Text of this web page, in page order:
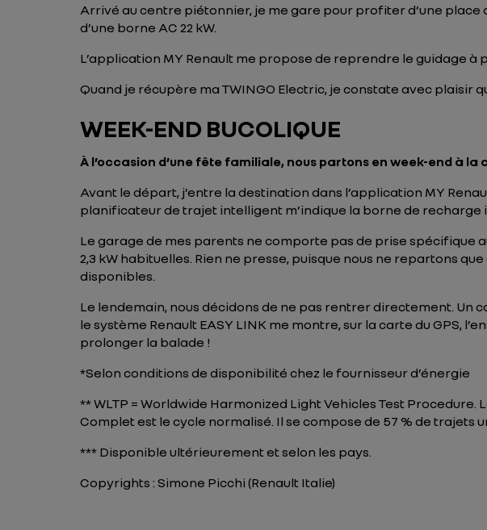
Arrivé au centre piétonnier, je me gare pour profiter d’une place
d’une borne AC 22 kW.
L’application MY Renault me propose de reprendre le guidage à
Quand je récupère ma TWINGO Electric, je constate avec plaisir
WEEK-END BUCOLIQUE
À l’occasion d’une fête familiale, nous partons en week-end à
Avant le départ, j’entre la destination dans l’application MY
planificateur de trajet intelligent m’indique la borne de recharge
Le garage de mes parents ne comporte pas de prise spécifique
2,3 kW habituelles. Rien ne presse, puisque nous ne repartons
disponibles.
Le lendemain, nous décidons de ne pas rentrer directement. Un
le système Renault EASY LINK me montre, sur la carte du GPS,
prolonger la balade !
*Selon conditions de disponibilité chez le fournisseur d’énergie
** WLTP = Worldwide Harmonized Light Vehicles Test
Complet est le cycle normalisé. Il se compose de 57 % de trajets
*** Disponible ultérieurement et selon les pays.
Copyrights : Simone Picchi (Renault Italie)